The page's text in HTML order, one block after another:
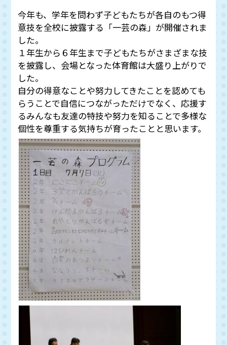
今年も、学年を問わず子どもたちが各自のもつ得
意技を全校に披露する「一芸の森」が開催されま
した。
１年生から６年生まで子どもたちがさまざまな技
を披露し、会場となった体育館は大盛り上がりで
した。
自分の得意なことや努力してきたことを認めても
らうことで自信につながっただけでなく、応援す
るみんなも友達の特技や努力を知ることで多様な
個性を尊重する気持ちが育ったことと思います。